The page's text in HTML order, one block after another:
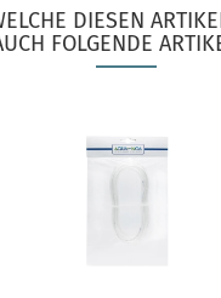
DIESEN
FOLGENDE